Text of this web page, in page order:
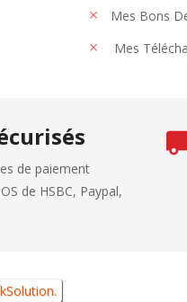
Mes Bons
Mes
de paiement
de HSBC, Paypal,
.